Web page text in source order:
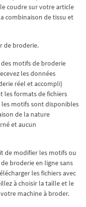
coudre sur votre article
combinaison de tissu et
de broderie.
motifs de broderie
les données
réel et accompli)
les formats de fichiers
les motifs sont disponibles
de la nature
et aucun
de modifier les motifs ou
broderie en ligne sans
les fichiers avec
à choisir la taille et le
machine à broder.